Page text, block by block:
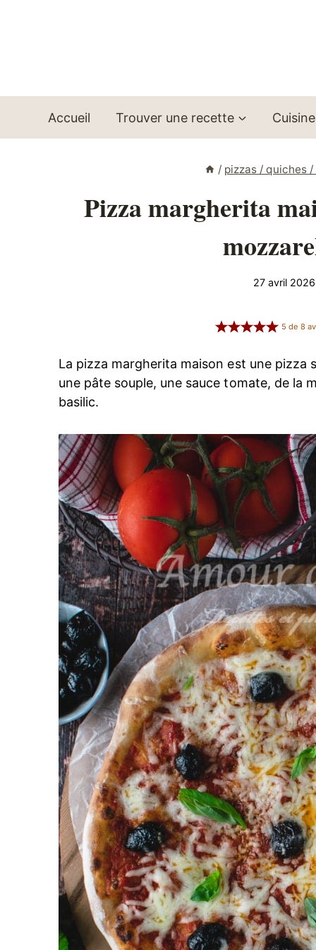
Accueil Trouver une recette
/ pizzas / quiches
Pizza margherita
27 avril 2026
5 de8
La pizza margherita maison est une pizza
une pâte souple, une sauce tomate, de la
basilic.